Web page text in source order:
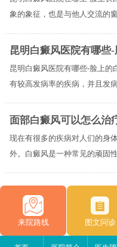
象的象征，也是与他人交流的
昆明白癜风医院有哪些
昆明白癜风医院有哪些-脸上
有较高发病率的疾病，并且发病
面部白癜风可以怎么治
现在有很多的疾病对人们的身
外。白癜风是一种常见的顽固性
来院路线 图文问诊